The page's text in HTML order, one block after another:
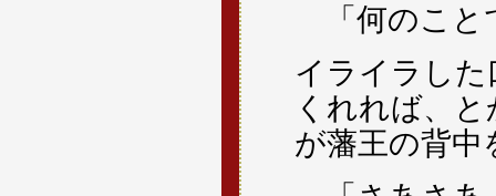
「何のこ
イライラし
くれれば、
が藩王の背中